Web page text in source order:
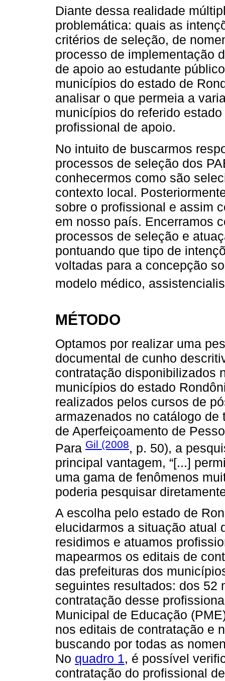
Diante dessa realidade
problemática: quais as
critérios de seleção, de
processo de implementação
de apoio ao estudante
municípios do estado de
analisar o que permeia a
municípios do referido
profissional de apoio.
No intuito de buscarmos
processos de seleção dos
conhecermos como são
contexto local.
sobre o profissional e assim
em nosso país. Encerramos
processos de seleção e
pontuando que tipo de
voltadas para a concepção
modelo médico,
MÉTODO
Optamos por realizar uma
documental de cunho
contratação disponibilizados
municípios do estado
realizados pelos cursos de
armazenados no catálogo
de Aperfeiçoamento de
Para Gil (2008, p. 50), a
principal vantagem, “[...]
uma gama de fenômenos
poderia pesquisar
A escolha pelo estado de
elucidarmos a situação atual
residimos e atuamos
mapearmos os editais de
das prefeituras dos
seguintes resultados: dos 52
contratação desse
Municipal de Educação
nos editais de contratação e
buscando por todas as
No quadro 1, é possível
contratação do profissional